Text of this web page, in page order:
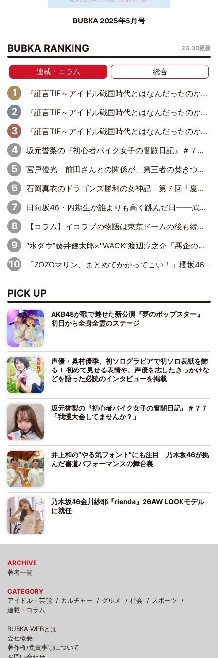
BUBKA 2025年5月号
BUBKA RANKING 23:30更新
連載・コラム 総合
『証言TIF～アイドル戦国時代とはなんだったのか～』第11回：私立恵比寿中学・真山りか×安本彩花「TIFで10年ぶりのキョンシーメイクをしたら、場を完全に引かせてしまって。時代が変わったんだなって」
『証言TIF～アイドル戦国時代とはなんだったのか～』第10回：さくら学院・武藤彩未×飯田らうら「正直、中3で辞めるというのを信じてなくて。そう言われてはいたけど、嘘でしょって」
『証言TIF～アイドル戦国時代とはなんだったのか～』第8回：Negicco・Nao☆×Megu×Kaede「東京からオファーが来たのと、梨の皮剥きとどっちが大事なんだって」
坂元誉梨の『初心者バイク女子の奮闘日記』＃７７「我慢大会してませんか？」
宮戸優光「前田さんとの関係が、第三者の焚きつけのようなかたちで壊されてしまったのは、悲しいことですよ」【UWF】
石岡真衣のドラゴンズ勝利の女神記 第７回「夏の神宮！11得点どらほー」
日向坂46・四期生が誰よりも高く跳んだ日━━武道館3Daysで見せつけた実力と一体感、そしてハッピーオーラ！
【コラム】イコラブの物語は東京ドームの後も続くのか
“水ダウ”藤井健太郎×“WACK”渡辺淳之介「悪企のすゝめ 大人を煙に巻く仕事術」刊行記念対談
「ZOZOマリン、まとめてかかってこい！」櫻坂46 山下瞳月の魂の叫び！5年目の勝利にBuddiesたちは態度で示せるか!?
PICK UP
AKB48が歌で魅せた新公演『夢のポップスター』
初日から全身全霊のステージ
声優・奥村優季、初ソログラビアで初ソロ表紙を飾
る！ 初めて見せる表情や、声優を志したきっかけな
どを語った必読のインタビューを掲載
坂元誉梨の『初心者バイク女子の奮闘日記』＃７７
「我慢大会してませんか？」
井上和の“やる気フォント”にも注目 乃木坂46が挑
んだ書道パフォーマンスの舞台裏
乃木坂46金川紗耶『rienda』26AW LOOKモデル
に就任
ARCHIVE
著者一覧
CATEGORY
アイドル・芸能
カルチャー グルメ 社会
スポーツ
連載・コラム
BUBKA WEBとは
会社概要
著作権/免責事項について
お問い合わせ